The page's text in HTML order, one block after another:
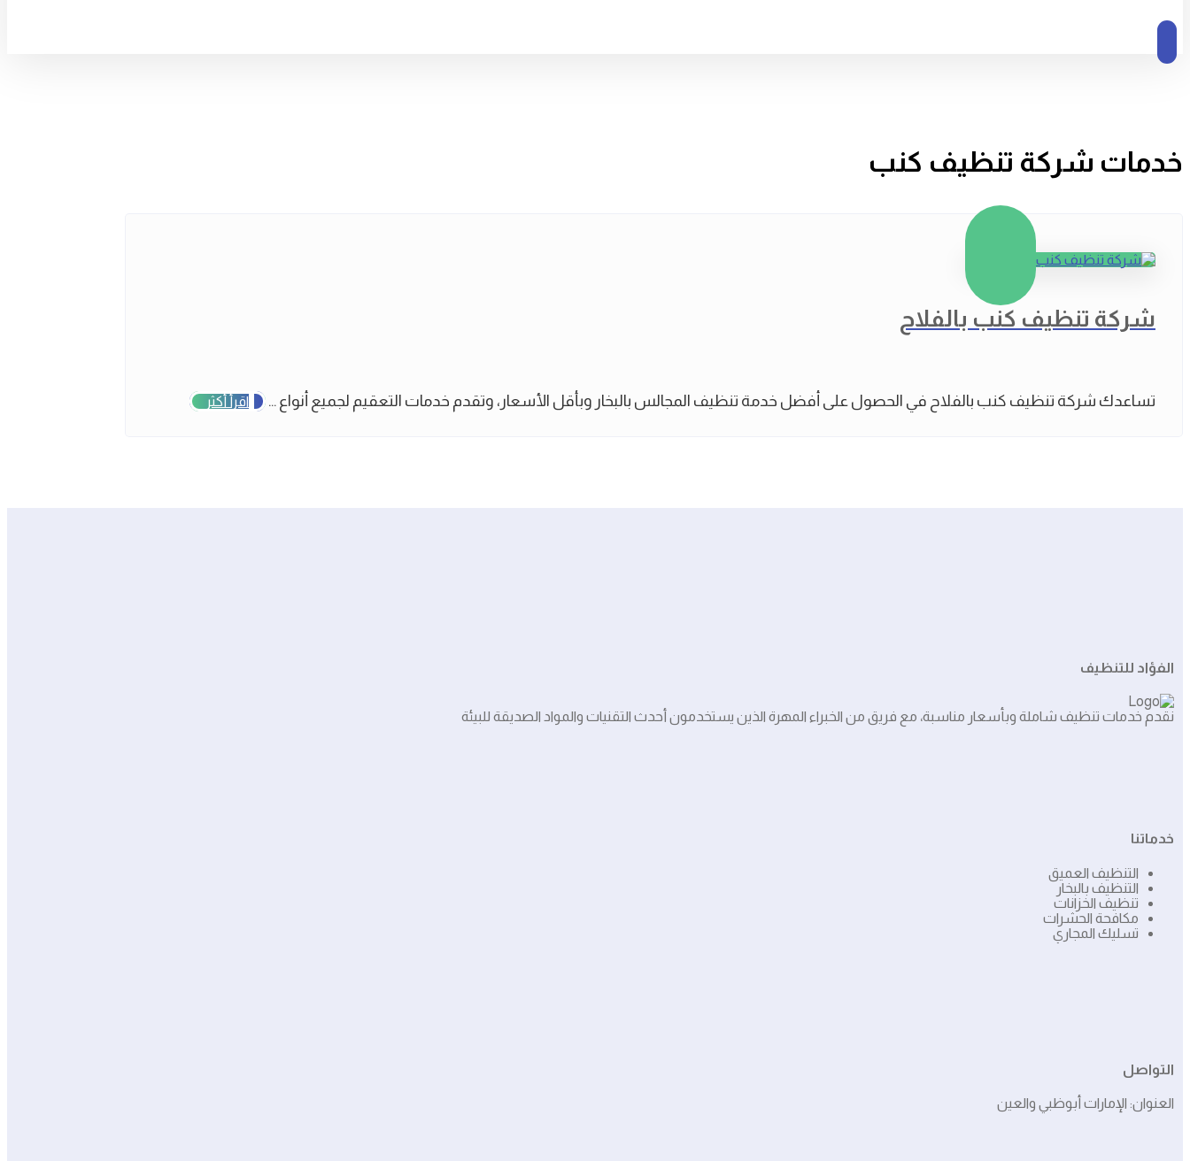
خدمات شركة تنظيف كنب
شركة تنظيف كنب بالفلاح
تساعدك شركة تنظيف كنب بالفلاح في الحصول على أفضل خدمة تنظيف المجالس بالبخار وبأقل الأسعار، وتقدم خدمات التعقيم لجميع أنواع ... اقرأ أكثر
الفؤاد للتنظيف
نقدم خدمات تنظيف شاملة وبأسعار مناسبة، مع فريق من الخبراء المهرة الذين يستخدمون أحدث التقنيات والمواد الصديقة للبيئة
خدماتنا
التنظيف العميق
التنظيف بالبخار
تنظيف الخزانات
مكافحة الحشرات
تسليك المجاري
التواصل
العنوان: الإمارات أبوظبي والعين